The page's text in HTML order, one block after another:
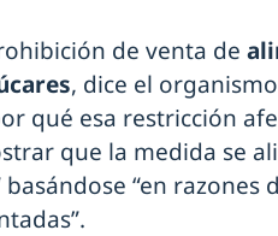
de venta de
, dice el
qué esa restricción
que la medida se
“en razones